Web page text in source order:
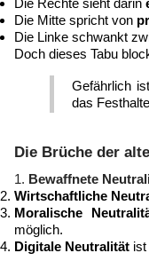
Die Rechte sieht darin
Die Mitte spricht von
Die Linke schwankt
Doch dieses Tabu
Gefährlich
das
Die Brüche der
Bewaffnete
Wirtschaftliche
Moralische
möglich.
Digitale Neutralität